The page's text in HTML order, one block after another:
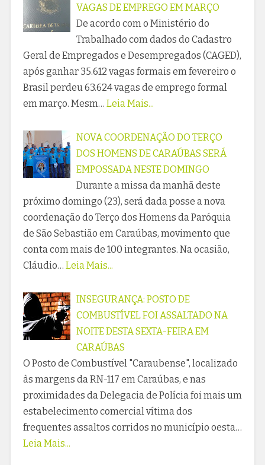
VAGAS DE EMPREGO EM MARÇO
De acordo com o Ministério do
Trabalhado com dados do Cadastro
Geral de Empregados e Desempregados (CAGED),
após ganhar 35.612 vagas formais em fevereiro o
Brasil perdeu 63.624 vagas de emprego formal
em março. Mesm… Leia Mais...
NOVA COORDENAÇÃO DO TERÇO
DOS HOMENS DE CARAÚBAS SERÁ
EMPOSSADA NESTE DOMINGO
Durante a missa da manhã deste
próximo domingo (23), será dada posse a nova
coordenação do Terço dos Homens da Paróquia
de São Sebastião em Caraúbas, movimento que
conta com mais de 100 integrantes. Na ocasião,
Cláudio… Leia Mais...
INSEGURANÇA: POSTO DE
COMBUSTÍVEL FOI ASSALTADO NA
NOITE DESTA SEXTA-FEIRA EM
CARAÚBAS
O Posto de Combustível "Caraubense", localizado
às margens da RN-117 em Caraúbas, e nas
proximidades da Delegacia de Polícia foi mais um
estabelecimento comercial vítima dos
frequentes assaltos corridos no município oesta…
Leia Mais...